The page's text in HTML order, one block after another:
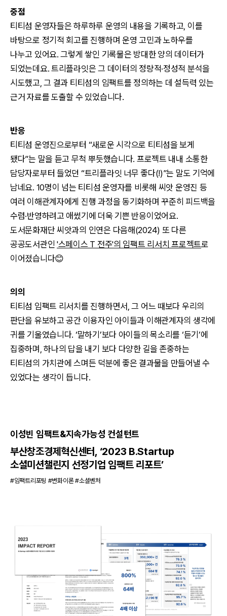
중점
티티섬 운영자들은 하루하루 운영의 내용을 기록하고, 이를
바탕으로 정기적 회고를 진행하며 운영 고민과 노하우를
나누고 있어요. 그렇게 쌓인 기록물은 방대한 양의 데이터가
되었는데요. 트리플라잇은 그 데이터의 정량적·정성적 분석을
시도했고, 그 결과 티티섬의 임팩트를 정의하는 데 설득력 있는
근거 자료를 도출할 수 있었습니다.
반응
티티섬 운영진으로부터 “새로운 시각으로 티티섬을 보게
됐다”는 말을 듣고 무척 뿌듯했습니다. 프로젝트 내내 소통한
담당자로부터 들었던 “트리플라잇 너무 좋다(!)”는 말도 기억에
남네요. 10명이 넘는 티티섬 운영자를 비롯해 씨앗 운영진 등
여러 이해관계자에게 진행 과정을 동기화하며 꾸준히 피드백을
수렴·반영하려고 애썼기에 더욱 기쁜 반응이었어요.
도서문화재단 씨앗과의 인연은 다음해(2024) 또 다른
공공도서관인'스페이스 T 전주'의 임팩트 리서치 프로젝트로
이어졌습니다😊
의의
티티섬 임팩트 리서치를 진행하면서, 그 어느 때보다 우리의
판단을 유보하고 공간 이용자인 아이들과 이해관계자의 생각에
귀를 기울였습니다. ‘말하기’보다 아이들의 목소리를 ‘듣기’에
집중하며, 하나의 답을 내기 보다 다양한 길을 존중하는
티티섬의 가치관에 스며든 덕분에 좋은 결과물을 만들어낼 수
있었다는 생각이 듭니다.
이성빈 임팩트&지속가능성 컨설턴트
부산창조경제혁신센터, ‘2023 B.Startup
소셜미션챌린지 선정기업 임팩트 리포트’
#임팩트리포팅 #변화이론 #소셜벤처